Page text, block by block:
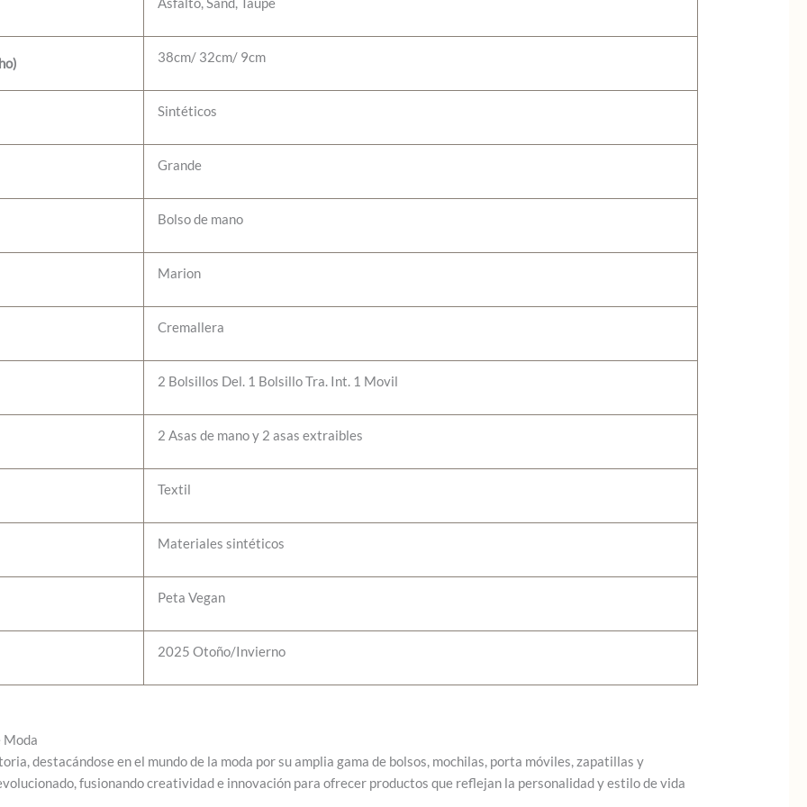
38cm/ 32cm/ 9cm
Sintéticos
Grande
Bolso de mano
Marion
Cremallera
2 Bolsillos Del. 1 Bolsillo Tra. Int. 1 Movil
2 Asas de mano y 2 asas extraibles
Textil
Materiales sintéticos
Peta Vegan
2025 Otoño/Invierno
Moda
destacándose en el mundo de la moda por su amplia gama de bolsos, mochilas, porta móviles, zapatillas y
fusionando creatividad e innovación para ofrecer productos que reflejan la personalidad y estilo de vida